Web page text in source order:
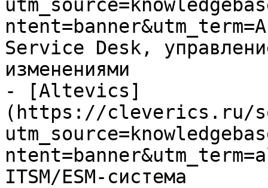
Service Desk,
изменениями
- [Altevics]
(https://cleverics.ru/
ITSM/ESM-система